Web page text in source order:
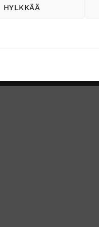
HYLKKÄÄ